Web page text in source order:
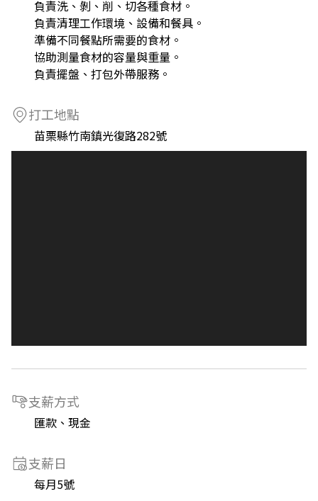
負責洗、剝、削、切各種食材。
負責清理工作環境、設備和餐具。
準備不同餐點所需要的食材。
協助測量食材的容量與重量。
負責擺盤、打包外帶服務。
打工地點
苗栗縣竹南鎮光復路282號
支薪方式
匯款、現金
支薪日
每月5號